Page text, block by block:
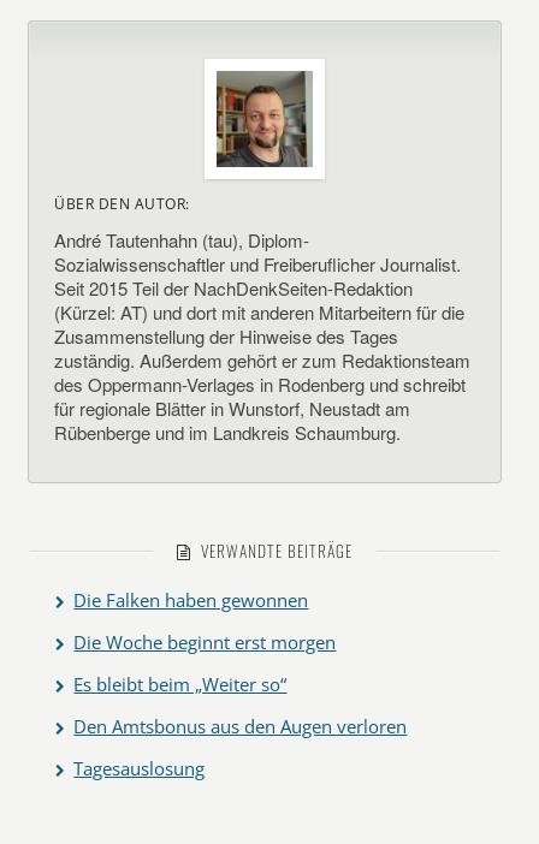
ÜBER DEN AUTOR:
André Tautenhahn (tau), Diplom-
Sozialwissenschaftler und Freiberuflicher Journalist.
Seit 2015 Teil der NachDenkSeiten-Redaktion
(Kürzel: AT) und dort mit anderen Mitarbeitern für die
Zusammenstellung der Hinweise des Tages
zuständig. Außerdem gehört er zum Redaktionsteam
des Oppermann-Verlages in Rodenberg und schreibt
für regionale Blätter in Wunstorf, Neustadt am
Rübenberge und im Landkreis Schaumburg.
VERWANDTE BEITRÄGE
Die Falken haben gewonnen
Die Woche beginnt erst morgen
Es bleibt beim „Weiter so“
Den Amtsbonus aus den Augen verloren
Tagesauslosung